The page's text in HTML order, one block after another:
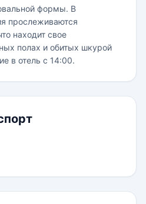
формы. В
прослеживаются
находит свое
полах и обитых шкурой
в отель с 14:00.